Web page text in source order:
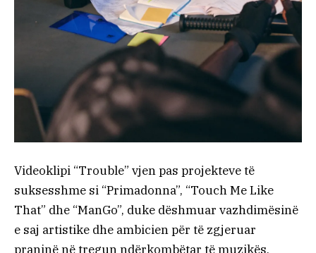
Videoklipi “Trouble” vjen pas projekteve të
suksesshme si “Primadonna”, “Touch Me Like
That” dhe “ManGo”, duke dëshmuar vazhdimësinë
e saj artistike dhe ambicien për të zgjeruar
praninë në tregun ndërkombëtar të muzikës.